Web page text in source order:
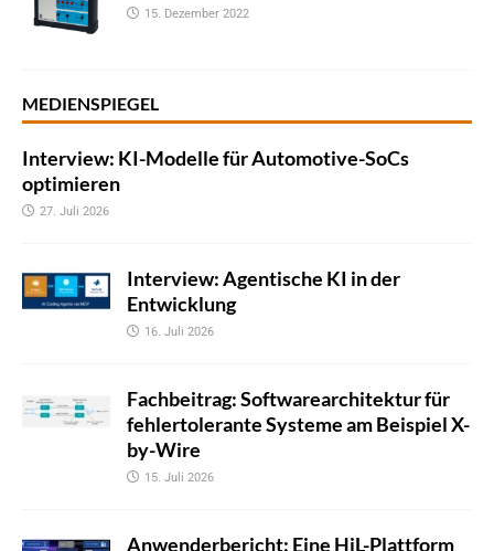
15. Dezember 2022
MEDIENSPIEGEL
Interview: KI-Modelle für Automotive-SoCs
optimieren
27. Juli 2026
Interview: Agentische KI in der
Entwicklung
16. Juli 2026
Fachbeitrag: Softwarearchitektur für
fehlertolerante Systeme am Beispiel X-
by-Wire
15. Juli 2026
Anwenderbericht: Eine HiL-Plattform